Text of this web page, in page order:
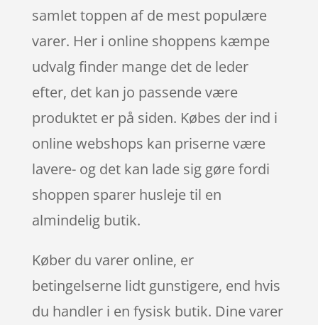
samlet toppen af de mest populære
varer. Her i online shoppens kæmpe
udvalg finder mange det de leder
efter, det kan jo passende være
produktet er på siden. Købes der ind i
online webshops kan priserne være
lavere- og det kan lade sig gøre fordi
shoppen sparer husleje til en
almindelig butik.
Køber du varer online, er
betingelserne lidt gunstigere, end hvis
du handler i en fysisk butik. Dine varer